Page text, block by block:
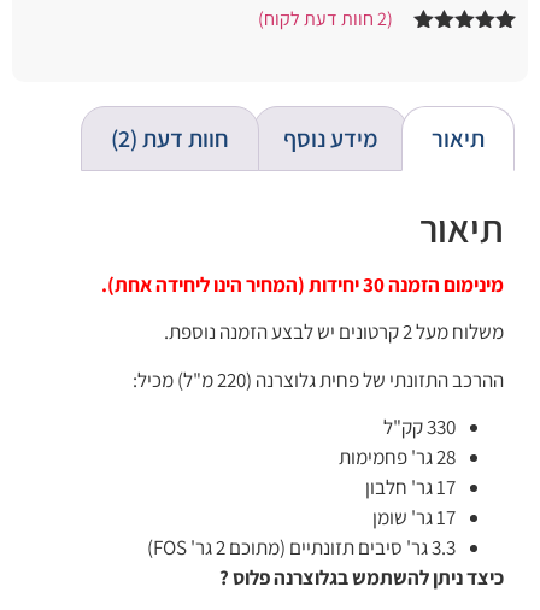
דירוגים של
לקוחות
(
2חוות דעת לקוח)
תיאור מידע נוסף חוות דעת (2)
תיאור
מינימום הזמנה 30 יחידות (המחיר הינו ליחידה אחת).
משלוח מעל 2 קרטונים יש לבצע הזמנה נוספת.
ההרכב התזונתי של פחית גלוצרנה (220 מ"ל) מכיל:
330 קק"ל
28 גר' פחמימות
17 גר' חלבון
17 גר' שומן
3.3 גר' סיבים תזונתיים (מתוכם 2 גר' FOS)
כיצד ניתן להשתמש בגלוצרנה פלוס ?